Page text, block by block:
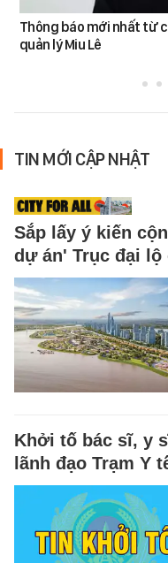
Thông báo mới nhất từ
quản lý Miu Lê
TIN MỚI CẬP NHẬT
Sắp lấy ý kiến
dự án' Trục đại lộ
Khởi tố bác sĩ, y
lãnh đạo Trạm Y